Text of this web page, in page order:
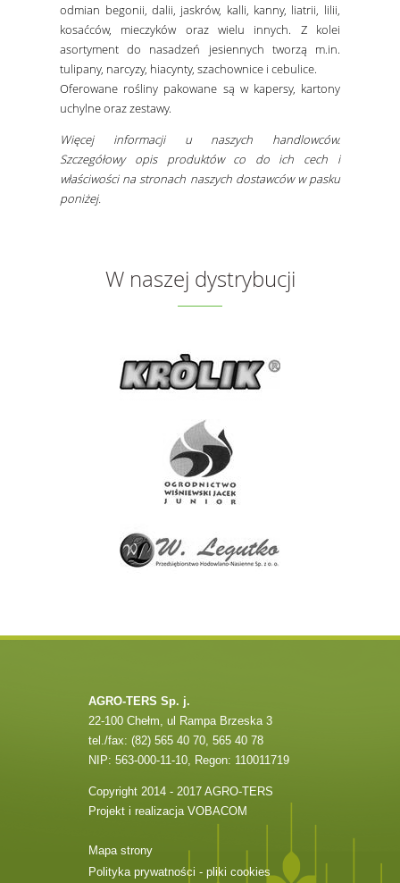
odmian begonii, dalii, jaskrów, kalli, kanny, liatrii, lilii,
kosaćców, mieczyków oraz wielu innych. Z kolei
asortyment do nasadzeń jesiennych tworzą m.in.
tulipany, narcyzy, hiacynty, szachownice i cebulice.
Oferowane rośliny pakowane są w kapersy, kartony
uchylne oraz zestawy.
Więcej informacji u naszych handlowców.
Szczegółowy opis produktów co do ich cech i
właściwości na stronach naszych dostawców w pasku
poniżej.
W naszej dystrybucji
AGRO-TERS Sp. j.
22-100 Chełm, ul Rampa Brzeska 3
tel./fax: (82) 565 40 70, 565 40 78
NIP: 563-000-11-10, Regon: 110011719
Copyright 2014 - 2017 AGRO-TERS
Projekt i realizacja VOBACOM
Mapa strony
Polityka prywatności - pliki cookies